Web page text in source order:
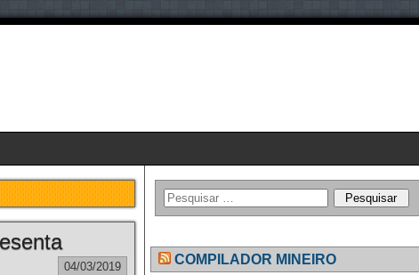
04/03/2019 COMPILADOR MINEIRO